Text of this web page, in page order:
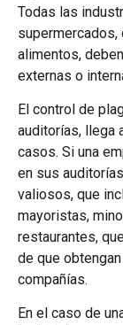
Todas las
alimentos,
externas o
El control de
auditorías, llega
casos. Si una
en sus
valiosos, que
mayoristas,
restaurantes,
de que
compañías.
En el caso de